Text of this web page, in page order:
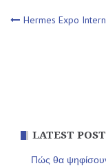
Hermes Expo
LATEST
Πώς θα ψηφίσουν